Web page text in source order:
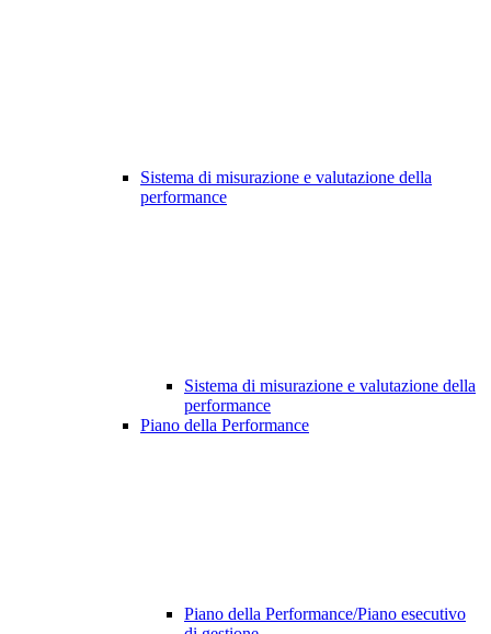
Sistema di misurazione e valutazione della
performance
Sistema di misurazione e valutazione della
performance
Piano della Performance
Piano della Performance/Piano esecutivo